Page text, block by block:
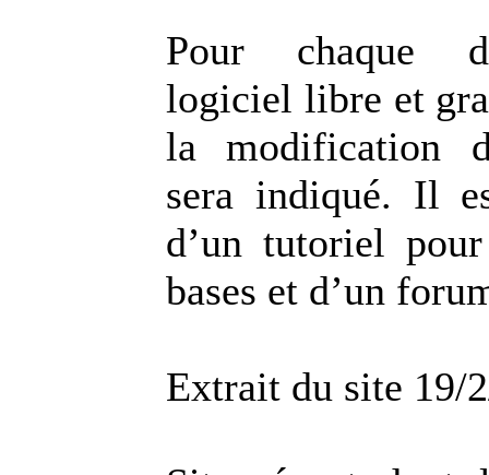
Pour chaque
logiciel libre et
la modification
sera indiqué. Il
d’un tutoriel
bases et d’un
Extrait du site 19/